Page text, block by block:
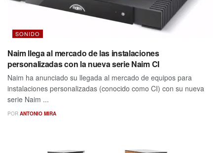
SONIDO
Naim llega al mercado de las instalaciones
personalizadas con la nueva serie Naim CI
Naim ha anunciado su llegada al mercado de equipos para
instalaciones personalizadas (conocido como CI) con su nueva
serie Naim ...
POR ANTONIO MIRA